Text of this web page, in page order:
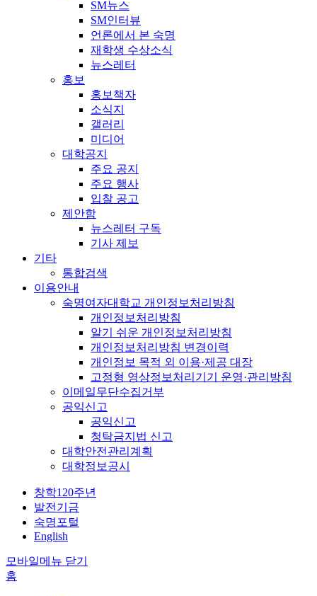
SM뉴스
SM인터뷰
언론에서 본 숙명
재학생 수상소식
뉴스레터
홍보
홍보책자
소식지
갤러리
미디어
대학공지
주요 공지
주요 행사
입찰 공고
제안함
뉴스레터 구독
기사 제보
기타
통합검색
이용안내
숙명여자대학교 개인정보처리방침
개인정보처리방침
알기 쉬운 개인정보처리방침
개인정보처리방침 변경이력
개인정보 목적 외 이용·제공 대장
고정형 영상정보처리기기 운영·관리방침
이메일무단수집거부
공익신고
공익신고
청탁금지법 신고
대학안전관리계획
대학정보공시
창학120주년
발전기금
숙명포털
English
모바일메뉴 닫기
홈